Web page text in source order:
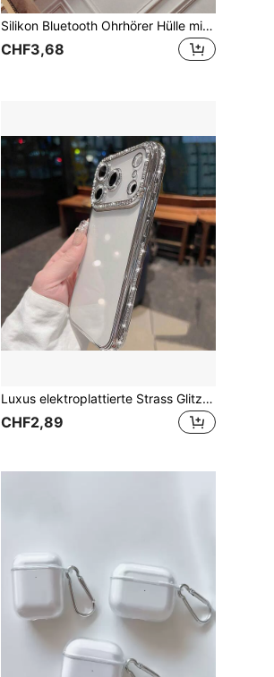
Silikon Bluetooth Ohrhörer Hülle mit Leoparden Muster, weiche Schutzhülle, Ostergeschenk, Frühlingsgeschenk, Geburtstagsgeschenk
CHF3,68
Luxus elektroplattierte Strass Glitzer Silber Handyhülle für IPhone17promax/17pro/17air/17/16promax/16/16pro/16plus/16E/15/15promax/15pro/15plus/11/12/13/14promax/Xs/R/11pro/11promax/12pro/12promax/13pro/13promax7plus/14pro/14promax/14plus/7plus/8plus/8/Se2 Softcase Einfach
CHF2,89